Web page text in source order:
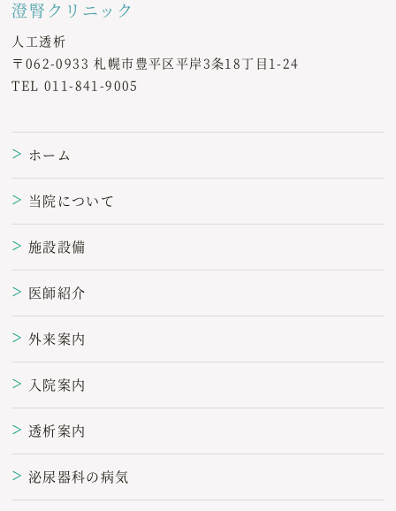
澄腎クリニック
人工透析
〒062-0933 札幌市豊平区平岸3条18丁目1-24
TEL011-841-9005
＞ ホーム
＞ 当院について
＞ 施設設備
＞ 医師紹介
＞ 外来案内
＞ 入院案内
＞ 透析案内
＞ 泌尿器科の病気